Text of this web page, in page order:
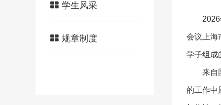
学生风采
规章制度 会议上海
学子组成
来自
的工作中